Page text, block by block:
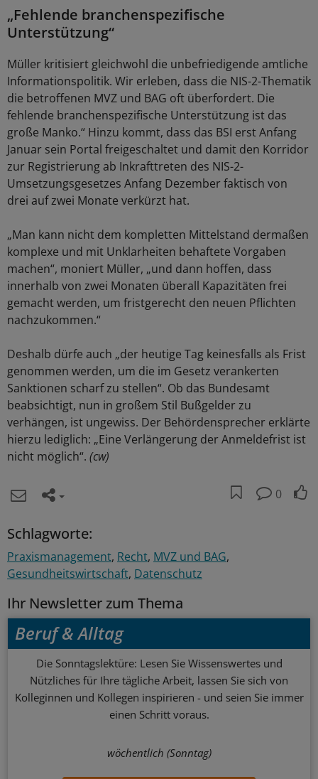
„Fehlende branchenspezifische
Unterstützung“
Müller kritisiert gleichwohl die unbefriedigende amtliche
Informationspolitik. Wir erleben, dass die NIS-2-Thematik
die betroffenen MVZ und BAG oft überfordert. Die
fehlende branchenspezifische Unterstützung ist das
große Manko.“ Hinzu kommt, dass das BSI erst Anfang
Januar sein Portal freigeschaltet und damit den Korridor
zur Registrierung ab Inkrafttreten des NIS-2-
Umsetzungsgesetzes Anfang Dezember faktisch von
drei auf zwei Monate verkürzt hat.
„Man kann nicht dem kompletten Mittelstand dermaßen
komplexe und mit Unklarheiten behaftete Vorgaben
machen“, moniert Müller, „und dann hoffen, dass
innerhalb von zwei Monaten überall Kapazitäten frei
gemacht werden, um fristgerecht den neuen Pflichten
nachzukommen.“
Deshalb dürfe auch „der heutige Tag keinesfalls als Frist
genommen werden, um die im Gesetz verankerten
Sanktionen scharf zu stellen“. Ob das Bundesamt
beabsichtigt, nun in großem Stil Bußgelder zu
verhängen, ist ungewiss. Der Behördensprecher erklärte
hierzu lediglich: „Eine Verlängerung der Anmeldefrist ist
nicht möglich“. (cw)
0
Schlagworte:
Praxismanagement Recht MVZ und BAG
Gesundheitswirtschaft Datenschutz
Ihr Newsletter zum Thema
Beruf & Alltag
Die Sonntagslektüre: Lesen Sie Wissenswertes und
Nützliches für Ihre tägliche Arbeit, lassen Sie sich von
Kolleginnen und Kollegen inspirieren - und seien Sie immer
einen Schritt voraus.
wöchentlich (Sonntag)